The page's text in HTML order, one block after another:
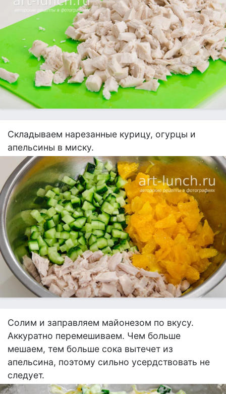
Складываем нарезанные курицу, огурцы и
апельсины в миску.
Солим и заправляем майонезом по вкусу.
Аккуратно перемешиваем. Чем больше
мешаем, тем больше сока вытечет из
апельсина, поэтому сильно усердствовать не
следует.